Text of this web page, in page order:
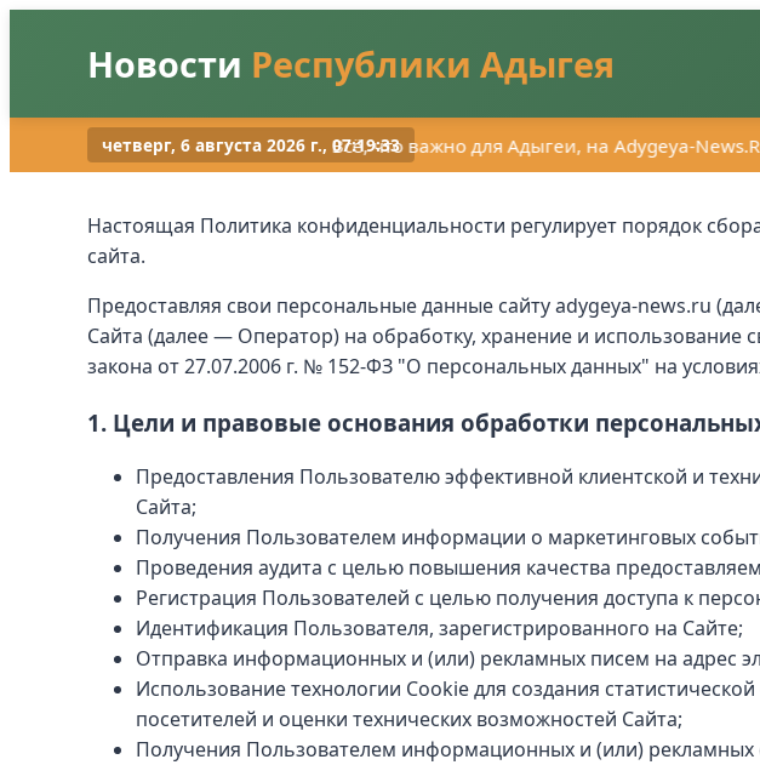
Новости Республики Адыгея
четверг, 6 августа 2026 г., 07:19:34Всё, что важно для Адыгеи, на Adygeya-News.Ru
Настоящая Политика конфиденциальности регулирует порядок
сайта.
Предоставляя свои персональные данные сайту adygeya-news.ru
Сайта (далее — Оператор) на обработку, хранение и
закона от 27.07.2006 г. № 152-ФЗ "О персональных данных" на
1. Цели и правовые основания обработки
Предоставления Пользователю эффективной клиентской и
Сайта;
Получения Пользователем информации о маркетинговых
Проведения аудита с целью повышения качества
Регистрация Пользователей с целью получения доступа к
Идентификация Пользователя, зарегистрированного на Сайте;
Отправка информационных и (или) рекламных писем на адрес
Использование технологии Cookie для создания
посетителей и оценки технических возможностей Сайта;
Получения Пользователем информационных и (или) рекламных